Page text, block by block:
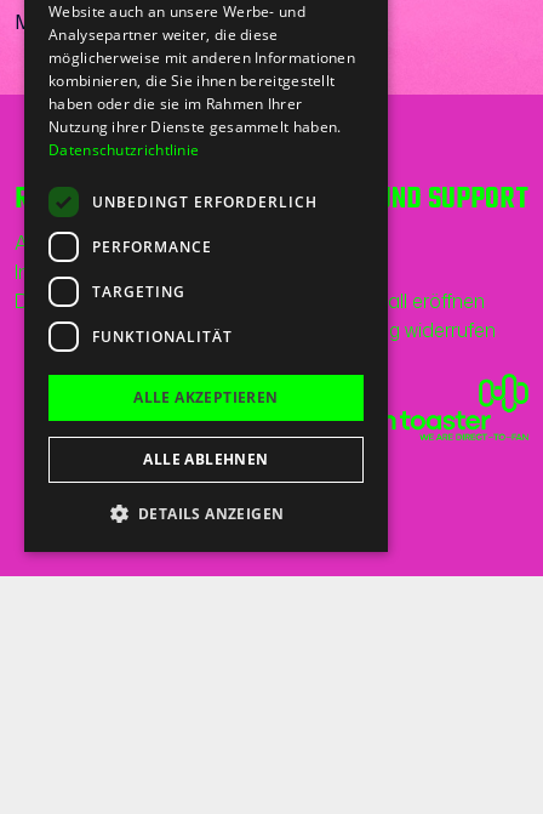
Made in Portugal
RECHT UND ORDNUNG
AGB
Impressum
Datenschutz
HILFE UND SUPPORT
Supportfall eröffnen
Bestellung widerrufen
Website auch an unsere Werbe- und
Analysepartner weiter, die diese
möglicherweise mit anderen Informationen
kombinieren, die Sie ihnen bereitgestellt
haben oder die sie im Rahmen Ihrer
Nutzung ihrer Dienste gesammelt haben.
Datenschutzrichtlinie
UNBEDINGT ERFORDERLICH
PERFORMANCE
TARGETING
FUNKTIONALITÄT
ALLE AKZEPTIEREN
ALLE ABLEHNEN
DETAILS ANZEIGEN